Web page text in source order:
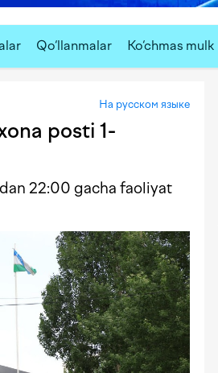
Qo‘llanmalar Ko‘chmas mulk
На русском языке
posti 1-
22:00 gacha faoliyat